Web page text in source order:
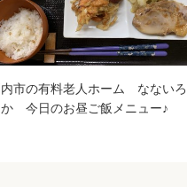
市の有料老人ホーム なないろ
今日のお昼ご飯メニュー♪